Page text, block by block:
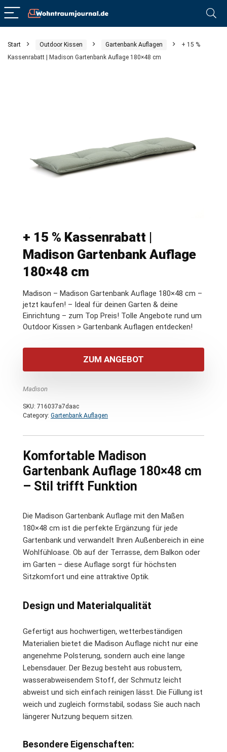
Start Outdoor Kissen Gartenbank Auflagen
+ 15 %
Kassenrabatt | Madison Gartenbank Auflage 180×48 cm
+ 15 % Kassenrabatt |
Madison Gartenbank Auflage
180×48 cm
Madison – Madison Gartenbank Auflage 180×48 cm –
jetzt kaufen! – Ideal für deinen Garten & deine
Einrichtung – zum Top Preis! Tolle Angebote rund um
Outdoor Kissen > Gartenbank Auflagen entdecken!
ZUM ANGEBOT
Madison
SKU: 716037a7daac
Category: Gartenbank Auflagen
Komfortable Madison
Gartenbank Auflage 180×48 cm
– Stil trifft Funktion
Die Madison Gartenbank Auflage mit den Maßen
180×48 cm ist die perfekte Ergänzung für jede
Gartenbank und verwandelt Ihren Außenbereich in eine
Wohlfühloase. Ob auf der Terrasse, dem Balkon oder
im Garten – diese Auflage sorgt für höchsten
Sitzkomfort und eine attraktive Optik.
Design und Materialqualität
Gefertigt aus hochwertigen, wetterbeständigen
Materialien bietet die Madison Auflage nicht nur eine
angenehme Polsterung, sondern auch eine lange
Lebensdauer. Der Bezug besteht aus robustem,
wasserabweisendem Stoff, der Schmutz leicht
abweist und sich einfach reinigen lässt. Die Füllung ist
weich und zugleich formstabil, sodass Sie auch nach
längerer Nutzung bequem sitzen.
Besondere Eigenschaften: